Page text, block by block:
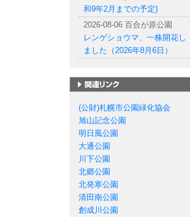
和9年2月までの予定)
2026-08-06 百合が原公園
レンゲショウマ、一株開花し
ました（2026年8月6日）
(公財)札幌市公園緑化協会
旭山記念公園
明日風公園
大通公園
川下公園
北郷公園
北発寒公園
清田南公園
創成川公園